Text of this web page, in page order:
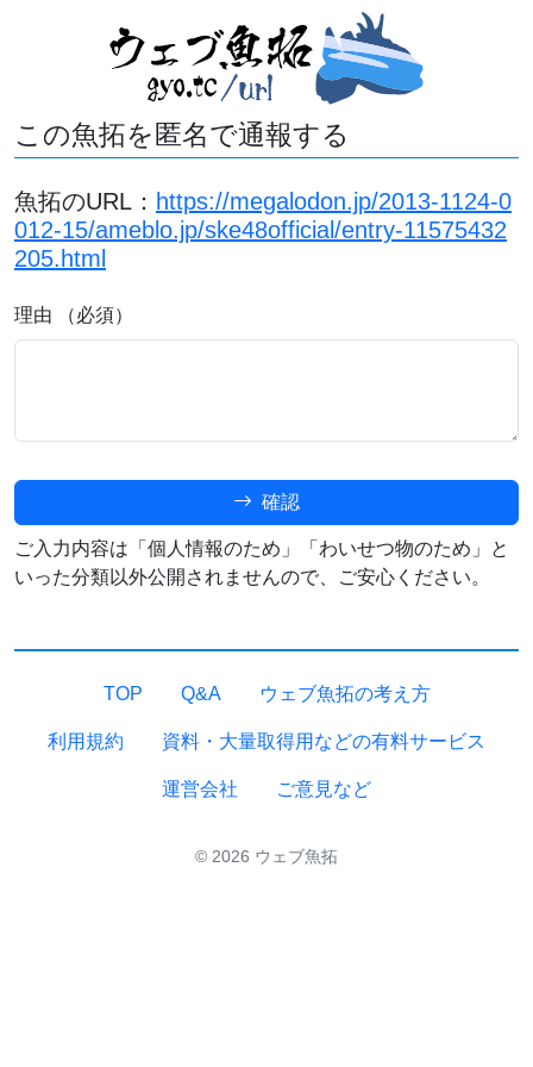
この魚拓を匿名で通報する
魚拓のURL： https://megalodon.jp/2013-1124-0
012-15/ameblo.jp/ske48official/entry-11575432
205.html
理由 （必須）
確認
ご入力内容は「個人情報のため」「わいせつ物のため」と
いった分類以外公開されませんので、ご安心ください。
TOP Q&A ウェブ魚拓の考え方
利用規約 資料・大量取得用などの有料サービス
運営会社 ご意見など
© 2026 ウェブ魚拓